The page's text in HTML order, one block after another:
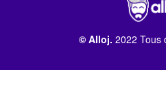
© Alloj. 2022 Tous